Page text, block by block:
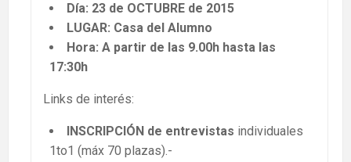
Día: 23 de OCTUBRE de 2015
LUGAR: Casa del Alumno
Hora: A partir de las 9.00h hasta las
17:30h
Links de interés:
INSCRIPCIÓN de entrevistas individuales
1to1 (máx 70 plazas).-